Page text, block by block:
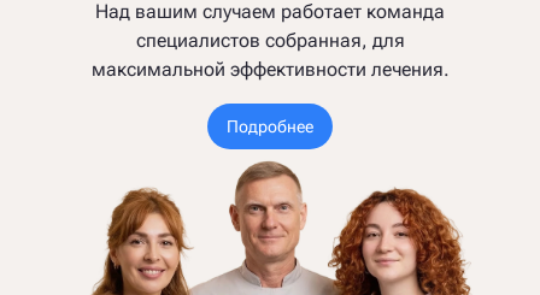
Над вашим случаем работает команда
специалистов собранная, для
максимальной эффективности лечения.
Подробнее